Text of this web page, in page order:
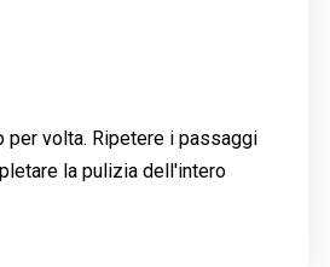
per volta. Ripetere i passaggi
la pulizia dell'intero